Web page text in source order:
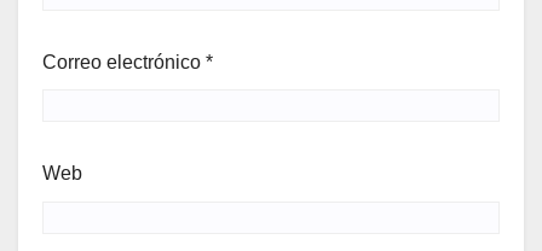
Correo electrónico *
Web